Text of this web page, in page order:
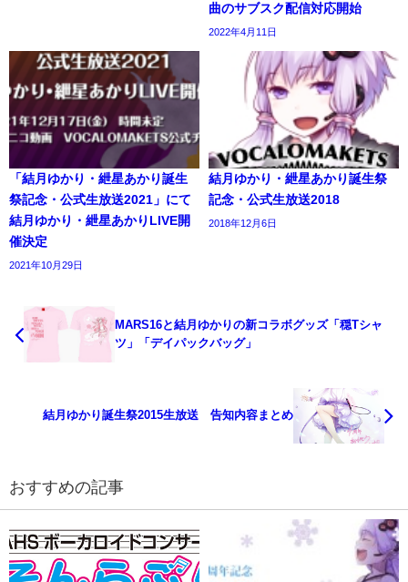
曲のサブスク配信対応開始
2022年4月11日
「結月ゆかり・紲星あかり誕生
祭記念・公式生放送2021」にて
結月ゆかり・紲星あかりLIVE開
催決定
2021年10月29日
結月ゆかり・紲星あかり誕生祭
記念・公式生放送2018
2018年12月6日
MARS16と結月ゆかりの新コラボグッズ「穏Tシャ
ツ」「デイパックバッグ」
結月ゆかり誕生祭2015生放送 告知内容まとめ
おすすめの記事